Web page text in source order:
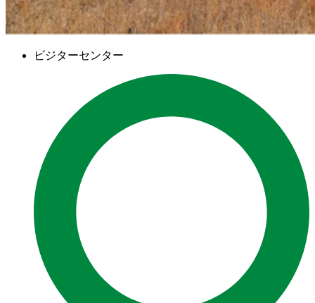
ビジターセンター